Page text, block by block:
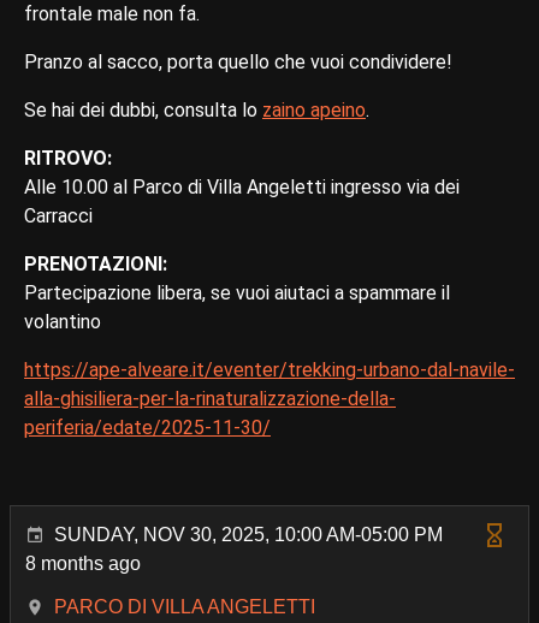
frontale male non fa.
Pranzo al sacco, porta quello che vuoi condividere!
Se hai dei dubbi, consulta lo zaino apeino.
RITROVO:
Alle 10.00 al Parco di Villa Angeletti ingresso via dei
Carracci
PRENOTAZIONI:
Partecipazione libera, se vuoi aiutaci a spammare il
volantino
https://ape-alveare.it/eventer/trekking-urbano-dal-navile-
alla-ghisiliera-per-la-rinaturalizzazione-della-
periferia/edate/2025-11-30/
SUNDAY, NOV 30, 2025, 10:00 AM-05:00 PM
8 months ago
PARCO DI VILLA ANGELETTI